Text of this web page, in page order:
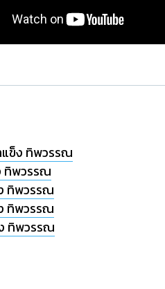
ข็ง ทิพวรรณ
ทิพวรรณ
ทิพวรรณ
ทิพวรรณ
ทิพวรรณ